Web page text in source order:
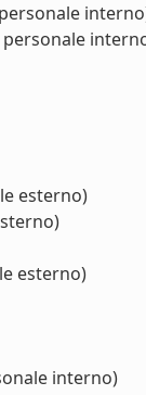
esterno)
esterno)
interno)